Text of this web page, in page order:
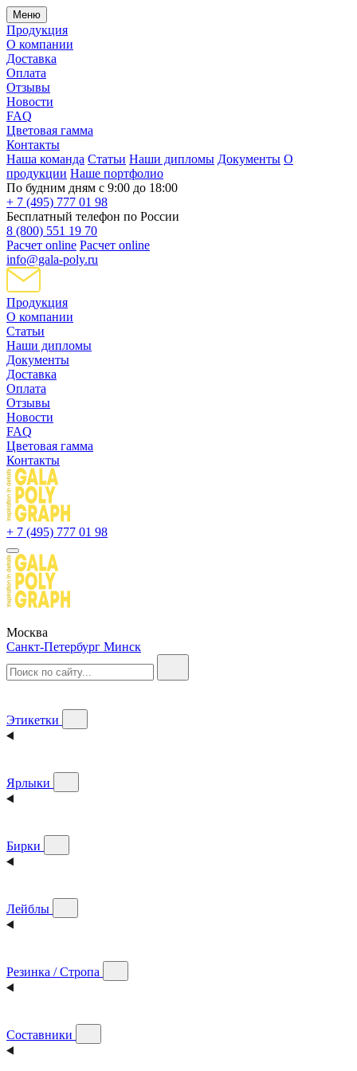
Меню
Продукция
О компании
Доставка
Оплата
Отзывы
Новости
FAQ
Цветовая гамма
Контакты
Наша команда Статьи Наши дипломы Документы О
продукции Наше портфолио
По будним дням с 9:00 до 18:00
+ 7 (495) 777 01 98
Бесплатный телефон по России
8 (800) 551 19 70
Расчет online Расчет online
info@gala-poly.ru
Продукция
О компании
Статьи
Наши дипломы
Документы
Доставка
Оплата
Отзывы
Новости
FAQ
Цветовая гамма
Контакты
+ 7 (495) 777 01 98
Москва
Санкт-Петербург Минск
Этикетки
Ярлыки
Бирки
Лейблы
Резинка / Стропа
Составники